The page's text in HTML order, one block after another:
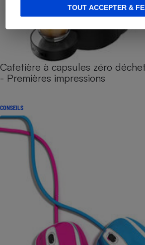
TOUT ACCEPTER &
Cafetière à capsules zéro
- Premières impressions
CONSEILS